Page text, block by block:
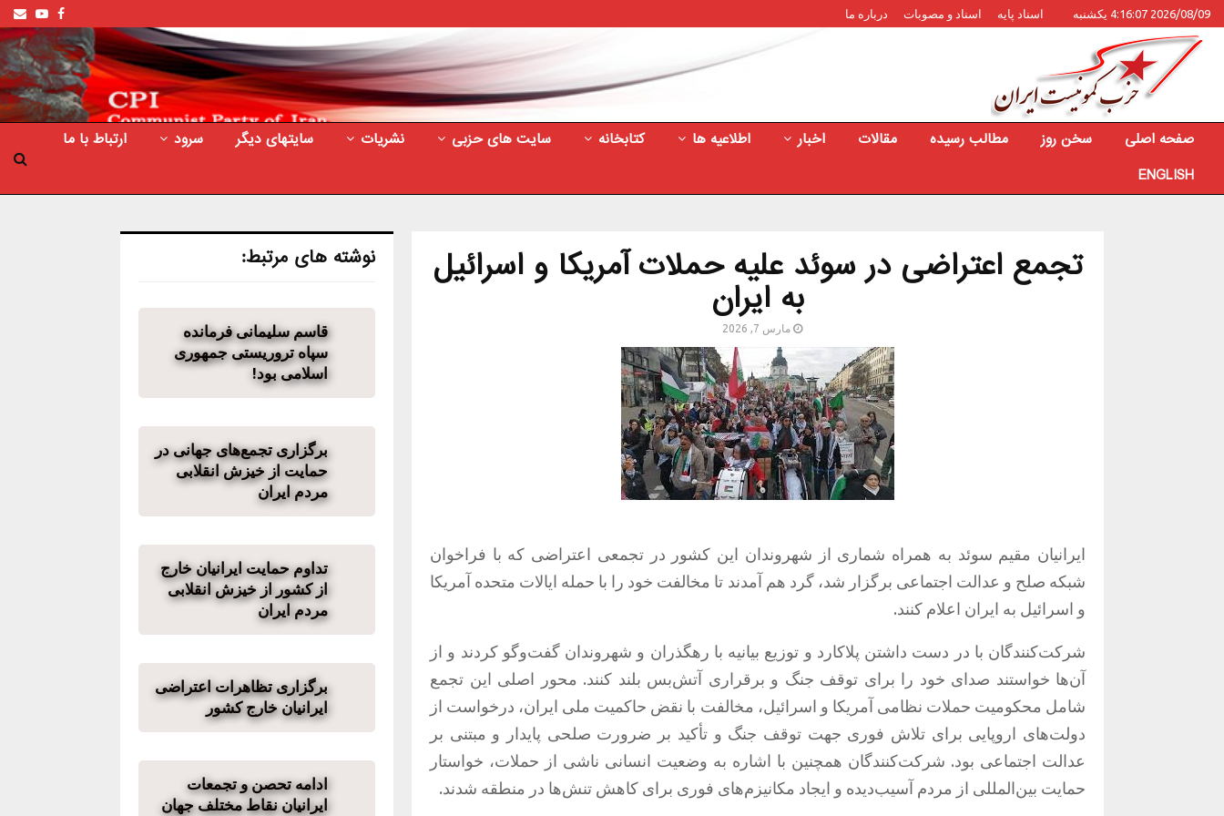
2026/08/09 4:16:07 یکشنبه اسناد پایه اسناد و مصوبات درباره ما Facebook
صفحه اصلی سخن روز مطالب رسیده مقالات اخبار اطلاعیه ها کتابخانه سایت های حزبی نشریات سایتهای دیگر سرود
ارتباط با ما
ENGLISH
تجمع اعتراضی در سوئد علیه حملات آمریکا و اسرائیل
به ایران
مارس 7, 2026
ایرانیان مقیم سوئد به همراه شماری از شهروندان این کشور در تجمعی اعتراضی که با فراخوان
شبکه صلح و عدالت اجتماعی برگزار شد، گرد هم آمدند تا مخالفت خود را با حمله ایالات متحده آمریکا
و اسرائیل به ایران اعلام کنند.
شرکت‌کنندگان با در دست داشتن پلاکارد و توزیع بیانیه با رهگذران و شهروندان گفت‌وگو کردند و از
آن‌ها خواستند صدای خود را برای توقف جنگ و برقراری آتش‌بس بلند کنند. محور اصلی این تجمع
شامل محکومیت حملات نظامی آمریکا و اسرائیل، مخالفت با نقض حاکمیت ملی ایران، درخواست از
دولت‌های اروپایی برای تلاش فوری جهت توقف جنگ و تأکید بر ضرورت صلحی پایدار و مبتنی بر
عدالت اجتماعی بود. شرکت‌کنندگان همچنین با اشاره به وضعیت انسانی ناشی از حملات، خواستار
حمایت بین‌المللی از مردم آسیب‌دیده و ایجاد مکانیزم‌های فوری برای کاهش تنش‌ها در منطقه شدند.
نوشته های مرتبط:
قاسم سلیمانی فرمانده
سپاه تروریستی جمهوری
اسلامی بود!
برگزاری تجمع‌های جهانی در
حمایت از خیزش انقلابی
مردم ایران
تداوم حمایت ایرانیان خارج
از کشور از خیزش انقلابی
مردم ایران
برگزاری تظاهرات اعتراضی
ایرانیان خارج کشور
ادامه تحصن و تجمعات
ایرانیان نقاط مختلف جهان